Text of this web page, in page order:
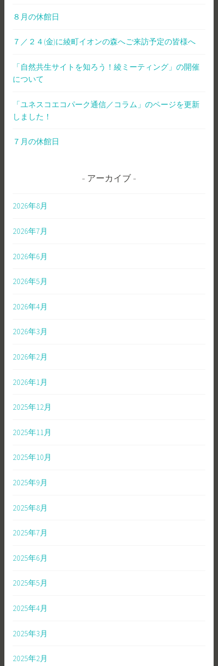
８月の休館日
７／２４(金)に綾町イオンの森へご来訪予定の皆様へ
「自然共生サイトを知ろう！綾ミーティング」の開催
について
「ユネスコエコパーク通信／コラム」のページを更新
しました！
７月の休館日
アーカイブ
2026年8月
2026年7月
2026年6月
2026年5月
2026年4月
2026年3月
2026年2月
2026年1月
2025年12月
2025年11月
2025年10月
2025年9月
2025年8月
2025年7月
2025年6月
2025年5月
2025年4月
2025年3月
2025年2月